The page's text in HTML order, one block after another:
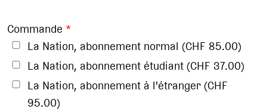
Commande *
La Nation, abonnement normal (CHF 85.00)
La Nation, abonnement étudiant (CHF 37.00)
La Nation, abonnement à l'étranger (CHF
95.00)